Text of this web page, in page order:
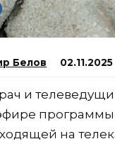
Белов
и
на